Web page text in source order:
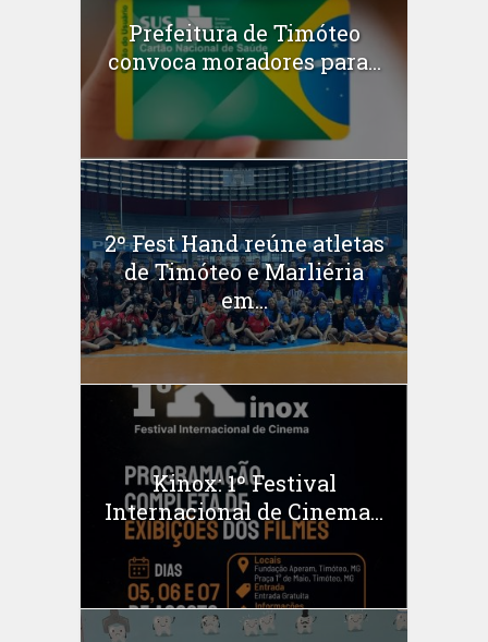
Prefeitura de Timóteo
convoca moradores para...
2º Fest Hand reúne atletas
de Timóteo e Marliéria
em...
Kinox: 1º Festival
Internacional de Cinema...